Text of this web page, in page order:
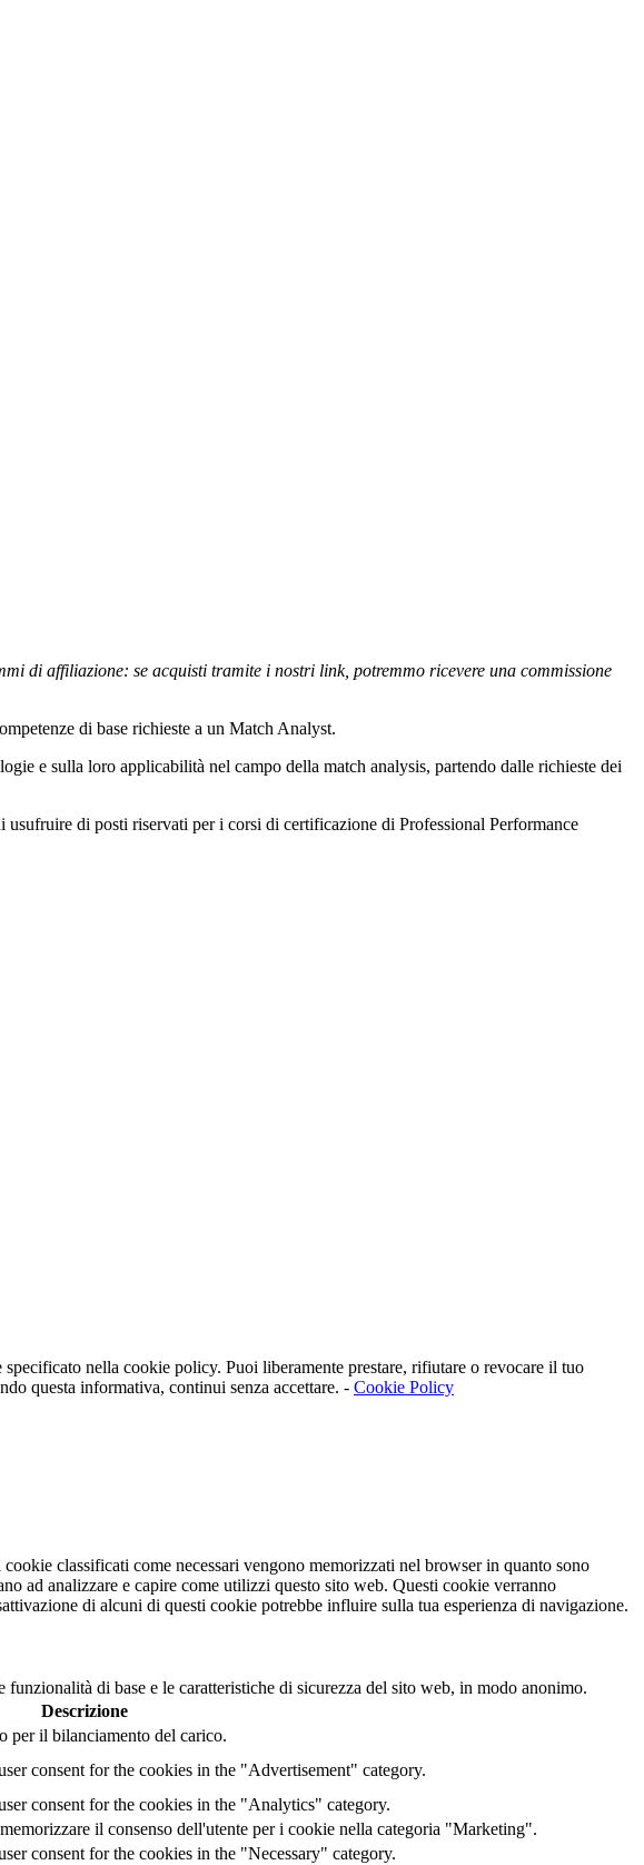
di affiliazione: se acquisti tramite i nostri link, potremmo ricevere una commissione
di base richieste a un Match Analyst.
e sulla loro applicabilità nel campo della match analysis, partendo dalle richieste dei
di posti riservati per i corsi di certificazione di Professional Performance
nella cookie policy. Puoi liberamente prestare, rifiutare o revocare il tuo
questa informativa, continui senza accettare. - Cookie Policy
classificati come necessari vengono memorizzati nel browser in quanto sono
ad analizzare e capire come utilizzi questo sito web. Questi cookie verranno
di alcuni di questi cookie potrebbe influire sulla tua esperienza di navigazione.
di base e le caratteristiche di sicurezza del sito web, in modo anonimo.
Descrizione
per il bilanciamento del carico.
consent for the cookies in the "Advertisement" category.
consent for the cookies in the "Analytics" category.
il consenso dell'utente per i cookie nella categoria "Marketing".
consent for the cookies in the "Necessary" category.